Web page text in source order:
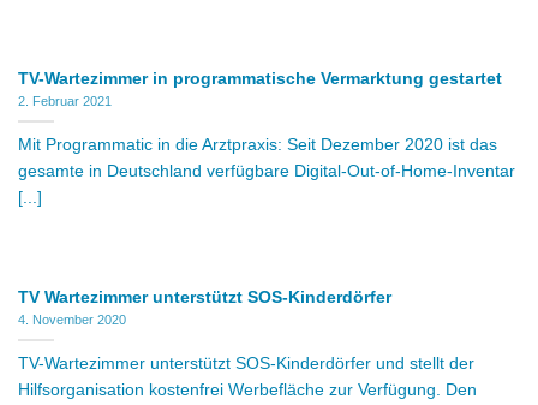
TV-Wartezimmer in programmatische Vermarktung gestartet
2. Februar 2021
Mit Programmatic in die Arztpraxis: Seit Dezember 2020 ist das
gesamte in Deutschland verfügbare Digital-Out-of-Home-Inventar
[...]
TV Wartezimmer unterstützt SOS-Kinderdörfer
4. November 2020
TV-Wartezimmer unterstützt SOS-Kinderdörfer und stellt der
Hilfsorganisation kostenfrei Werbefläche zur Verfügung. Den